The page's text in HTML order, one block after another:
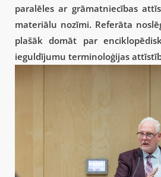
paralēles ar grāmatniecības
materiālu nozīmi. Referāta
plašāk domāt par
ieguldījumu terminoloģijas